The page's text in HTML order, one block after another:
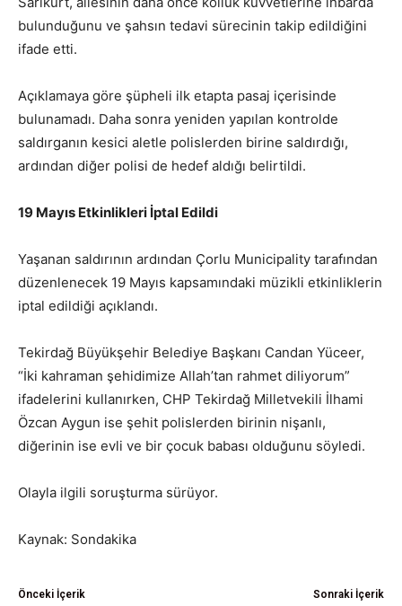
bulunduğunu ve şahsın tedavi sürecinin takip edildiğini
ifade etti.
Açıklamaya göre şüpheli ilk etapta pasaj içerisinde
bulunamadı. Daha sonra yeniden yapılan kontrolde
saldırganın kesici aletle polislerden birine saldırdığı,
ardından diğer polisi de hedef aldığı belirtildi.
19 Mayıs Etkinlikleri İptal Edildi
Yaşanan saldırının ardından Çorlu Municipality tarafından
düzenlenecek 19 Mayıs kapsamındaki müzikli etkinliklerin
iptal edildiği açıklandı.
Tekirdağ Büyükşehir Belediye Başkanı Candan Yüceer,
“İki kahraman şehidimize Allah’tan rahmet diliyorum”
ifadelerini kullanırken, CHP Tekirdağ Milletvekili İlhami
Özcan Aygun ise şehit polislerden birinin nişanlı,
diğerinin ise evli ve bir çocuk babası olduğunu söyledi.
Olayla ilgili soruşturma sürüyor.
Kaynak: Sondakika
Önceki İçerik Sonraki İçerik